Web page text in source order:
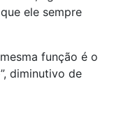
ele sempre
função é o
diminutivo de